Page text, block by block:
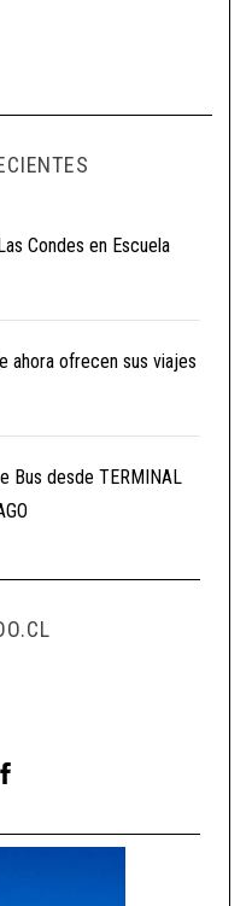
Condes en Escuela
ahora ofrecen sus viajes
Bus desde TERMINAL